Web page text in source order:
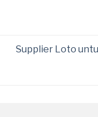
Supplier Loto